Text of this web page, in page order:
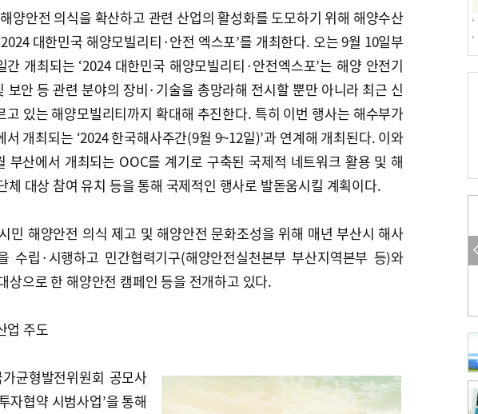
양안전 의식을 확산하고 관련 산업의 활성화를 도모하기 위해 해양수산
대한민국 해양모빌리티·안전 엑스포’를 개최한다. 오는 9월 10일부
간 개최되는 ‘2024 대한민국 해양모빌리티·안전엑스포’는 해양 안전기
보안 등 관련 분야의 장비·기술을 총망라해 전시할 뿐만 아니라 최근 신
고 있는 해양모빌리티까지 확대해 추진한다. 특히 이번 행사는 해수부가
서 개최되는 ‘2024 한국해사주간(9월 9~12일)’과 연계해 개최된다. 이와
부산에서 개최되는 OOC를 계기로 구축된 국제적 네트워크 활용 및 해
체 대상 참여 유치 등을 통해 국제적인 행사로 발돋움시킬 계획이다.
민 해양안전 의식 제고 및 해양안전 문화조성을 위해 매년 부산시 해사
수립·시행하고 민간협력기구(해양안전실천본부 부산지역본부 등)와
상으로 한 해양안전 캠페인 등을 전개하고 있다.
업 주도
균형발전위원회 공모사
자협약 시범사업’을 통해